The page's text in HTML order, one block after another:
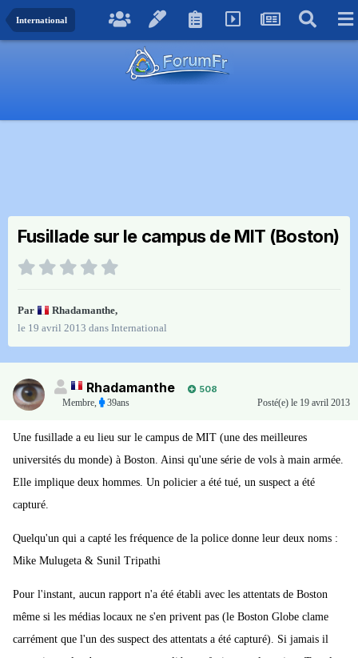
International
Fusillade sur le campus de MIT (Boston)
Par Rhadamanthe,
le 19 avril 2013 dans International
Rhadamanthe
508
Membre, 39ans Posté(e) le 19 avril 2013
Une fusillade a eu lieu sur le campus de MIT (une des meilleures
universités du monde) à Boston. Ainsi qu'une série de vols à main armée.
Elle implique deux hommes. Un policier a été tué, un suspect a été
capturé.
Quelqu'un qui a capté les fréquence de la police donne leur deux noms :
Mike Mulugeta & Sunil Tripathi
Pour l'instant, aucun rapport n'a été établi avec les attentats de Boston
même si les médias locaux ne s'en privent pas (le Boston Globe clame
carrément que l'un des suspect des attentats a été capturé). Si jamais il